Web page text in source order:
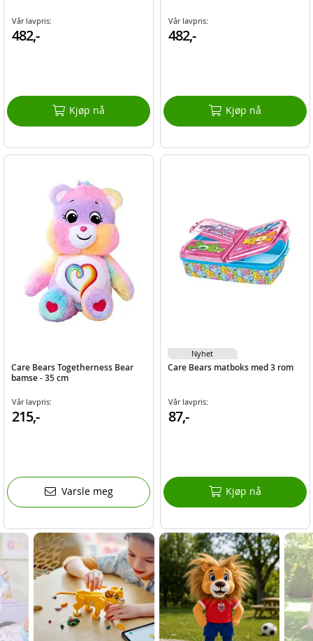
Vår lavpris:
482,-
Kjøp nå
Vår lavpris:
482,-
Kjøp nå
Care Bears Togetherness Bear
bamse - 35 cm
Vår lavpris:
215,-
Varsle meg
Care Bears matboks med 3 rom
Vår lavpris:
87,-
Kjøp nå
Nyhet